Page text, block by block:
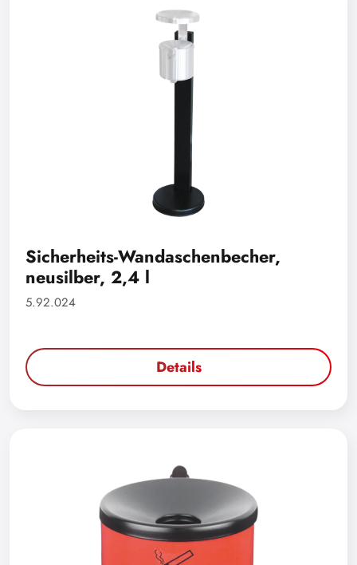
Sicherheits-Wandaschenbecher,
neusilber, 2,4 l
5.92.024
Details